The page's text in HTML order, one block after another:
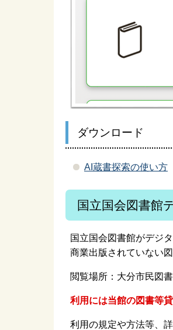
ダウンロード
AI蔵書探索の使い方
国立国会図書館
国立国会図書館がデジ
商業出版されていない
閲覧場所：大分市民図
利用には当館の図書等
利用の規定や方法等、